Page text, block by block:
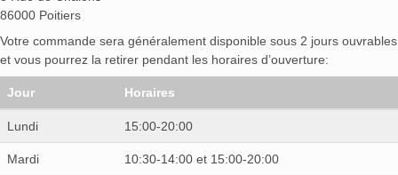
86000 Poitiers
Votre commande sera généralement disponible sous 2 jours ouvrables
et vous pourrez la retirer pendant les horaires d’ouverture:
Jour Horaires
Lundi 15:00-20:00
Mardi 10:30-14:00 et 15:00-20:00